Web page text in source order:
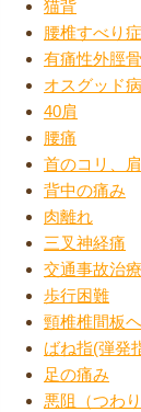
猫背
腰椎すべり症
有痛性外脛骨
オスグッド病
40肩
腰痛
首のコリ、
背中の痛み
肉離れ
三叉神経痛
交通事故治療
歩行困難
頸椎椎間板
ばね指(弾発
足の痛み
悪阻（つわり